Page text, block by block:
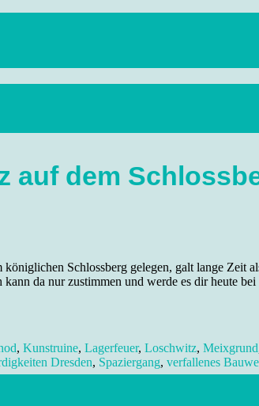
Wandern, Kunst und Kultur im
auf dem
Schlossberg gelegen, galt lange Zeit
da nur zustimmen und werde es dir heute
, Kunstruine, Lagerfeuer, Loschwitz, Meixgrund
Dresden, Spaziergang, verfallenes